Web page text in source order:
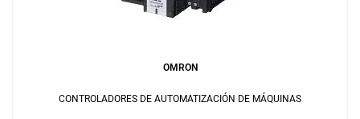
OMRON
CONTROLADORES DE AUTOMATIZACIÓN DE MÁQUINAS